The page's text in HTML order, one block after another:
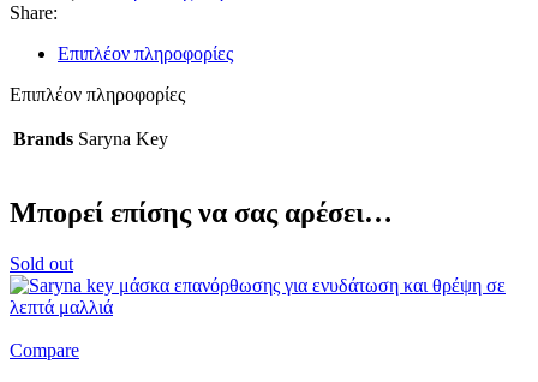
Share:
Επιπλέον πληροφορίες
Επιπλέον πληροφορίες
Brands Saryna Key
Μπορεί επίσης να σας αρέσει…
Sold out
Compare